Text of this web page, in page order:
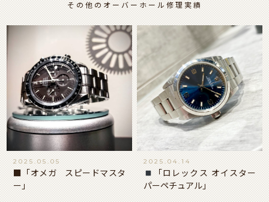
その他のオーバーホール修理実績
2025.05.05
■「オメガ スピードマスタ
ー」
2025.04.14
「ロレックス オイスター
パーペチュアル」